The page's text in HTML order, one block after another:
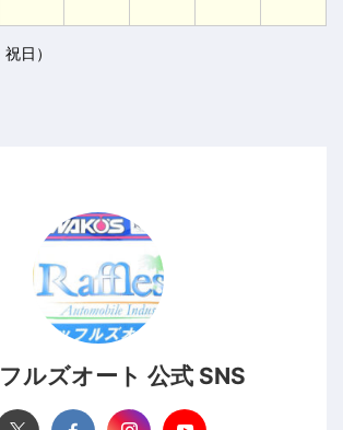
日）
ルズオート 公式 SNS